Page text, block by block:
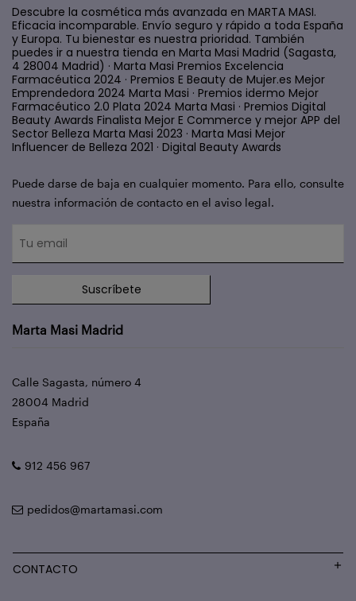
Descubre la cosmética más avanzada en MARTA MASI.
Eficacia incomparable. Envío seguro y rápido a toda España
y Europa. Tu bienestar es nuestra prioridad. También
puedes ir a nuestra tienda en Marta Masi Madrid (Sagasta,
4 28004 Madrid) · Marta Masi Premios Excelencia
Farmacéutica 2024 · Premios E Beauty de Mujer.es Mejor
Emprendedora 2024 Marta Masi · Premios idermo Mejor
Farmacéutico 2.0 Plata 2024 Marta Masi · Premios Digital
Beauty Awards Finalista Mejor E Commerce y mejor APP del
Sector Belleza Marta Masi 2023 · Marta Masi Mejor
Influencer de Belleza 2021 · Digital Beauty Awards
Puede darse de baja en cualquier momento. Para ello, consulte
nuestra información de contacto en el aviso legal.
Suscríbete
Marta Masi Madrid
Calle Sagasta, número 4
28004 Madrid
España
912 456 967
pedidos@martamasi.com
CONTACTO